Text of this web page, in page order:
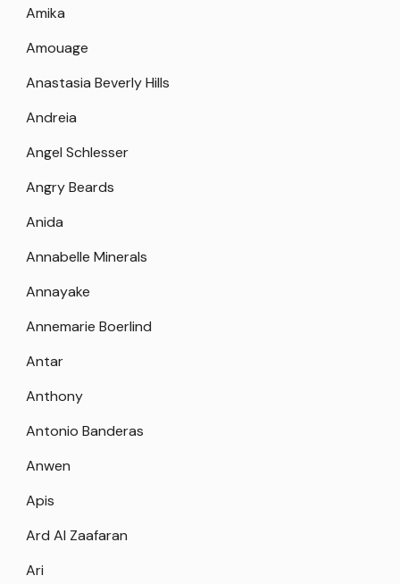
Amika
Amouage
Anastasia Beverly Hills
Andreia
Angel Schlesser
Angry Beards
Anida
Annabelle Minerals
Annayake
Annemarie Boerlind
Antar
Anthony
Antonio Banderas
Anwen
Apis
Ard Al Zaafaran
Ari